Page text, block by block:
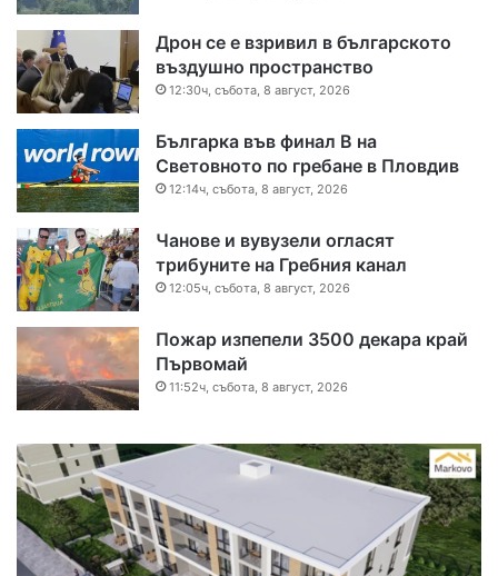
Дрон се е взривил в българското
въздушно пространство
12:30ч, събота, 8 август, 2026
Българка във финал B на
Световното по гребане в Пловдив
12:14ч, събота, 8 август, 2026
Чанове и вувузели огласят
трибуните на Гребния канал
12:05ч, събота, 8 август, 2026
Пожар изпепели 3500 декара край
Първомай
11:52ч, събота, 8 август, 2026